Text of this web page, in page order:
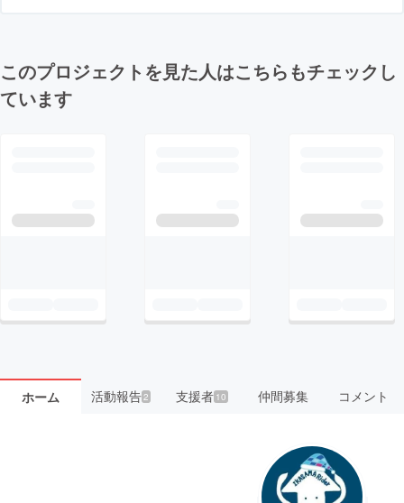
このプロジェクトを見た人はこちらもチェックし
ています
ホーム 活動報告2 支援者 10 仲間募集 コメント